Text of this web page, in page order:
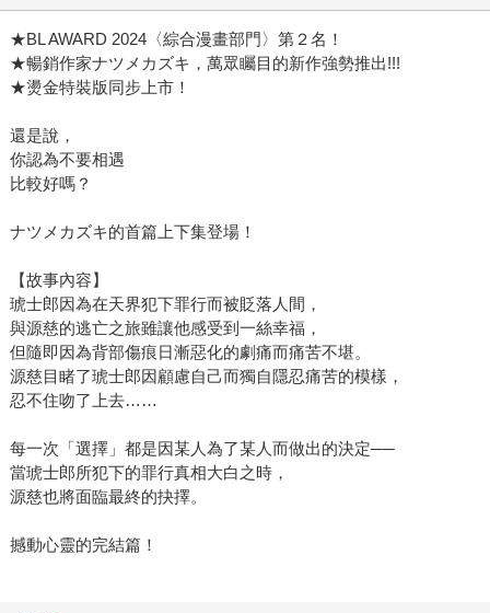
★BL AWARD 2024〈綜合漫畫部門〉第２名！
★暢銷作家ナツメカズキ，萬眾矚目的新作強勢推出!!!
★燙金特裝版同步上市！
還是說，
你認為不要相遇
比較好嗎？
ナツメカズキ的首篇上下集登場！
【故事內容】
琥士郎因為在天界犯下罪行而被貶落人間，
與源慈的逃亡之旅雖讓他感受到一絲幸福，
但隨即因為背部傷痕日漸惡化的劇痛而痛苦不堪。
源慈目睹了琥士郎因顧慮自己而獨自隱忍痛苦的模樣，
忍不住吻了上去……
每一次「選擇」都是因某人為了某人而做出的決定──
當琥士郎所犯下的罪行真相大白之時，
源慈也將面臨最終的抉擇。
撼動心靈的完結篇！